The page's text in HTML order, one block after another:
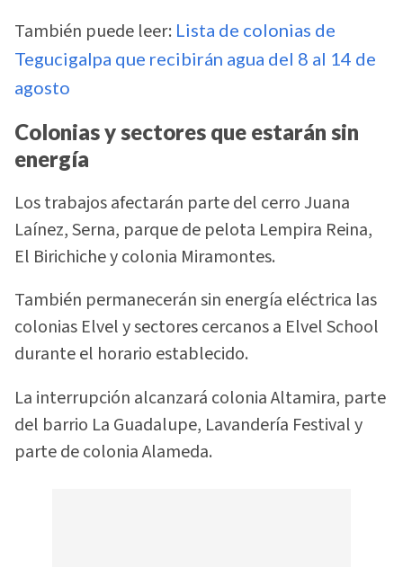
También puede leer: Lista de colonias de
Tegucigalpa que recibirán agua del 8 al 14 de
agosto
Colonias y sectores que estarán sin
energía
Los trabajos afectarán parte del cerro Juana
Laínez, Serna, parque de pelota Lempira Reina,
El Birichiche y colonia Miramontes.
También permanecerán sin energía eléctrica las
colonias Elvel y sectores cercanos a Elvel School
durante el horario establecido.
La interrupción alcanzará colonia Altamira, parte
del barrio La Guadalupe, Lavandería Festival y
parte de colonia Alameda.